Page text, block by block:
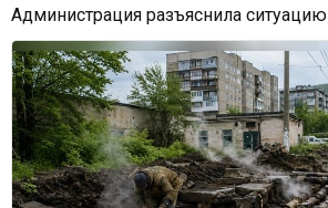
Администрация разъяснила ситуацию